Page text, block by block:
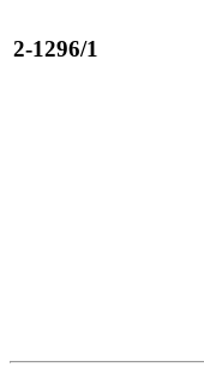
2-1296/1